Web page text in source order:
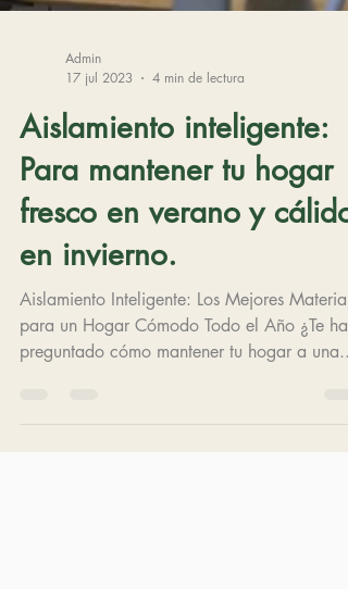
Admin
17 jul 2023
4 min de lectura
Aislamiento inteligente:
Para mantener tu hogar
fresco en verano y cálido
en invierno.